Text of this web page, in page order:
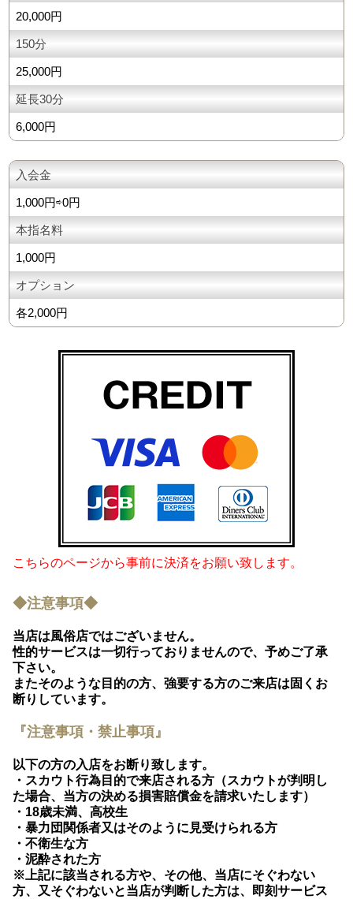
20,000円
150分
25,000円
延長30分
6,000円
入会金
1,000円⇨0円
本指名料
1,000円
オプション
各2,000円
こちらのページから事前に決済をお願い致します。
◆注意事項◆
当店は風俗店ではございません。
性的サービスは一切行っておりませんので、予めご了承
下さい。
またそのような目的の方、強要する方のご来店は固くお
断りしています。
『注意事項・禁止事項』
以下の方の入店をお断り致します。
・スカウト行為目的で来店される方（スカウトが判明し
た場合、当方の決める損害賠償金を請求いたします）
・18歳未満、高校生
・暴力団関係者又はそのように見受けられる方
・不衛生な方
・泥酔された方
※上記に該当される方や、その他、当店にそぐわない
方、又そぐわないと当店が判断した方は、即刻サービス